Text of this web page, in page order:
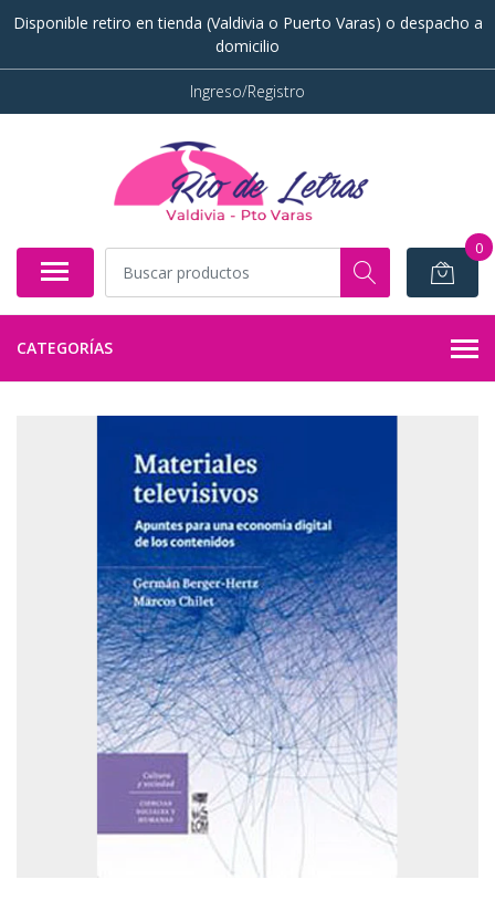
Disponible retiro en tienda (Valdivia o Puerto Varas) o despacho a
domicilio
Ingreso/Registro
0
CATEGORÍAS